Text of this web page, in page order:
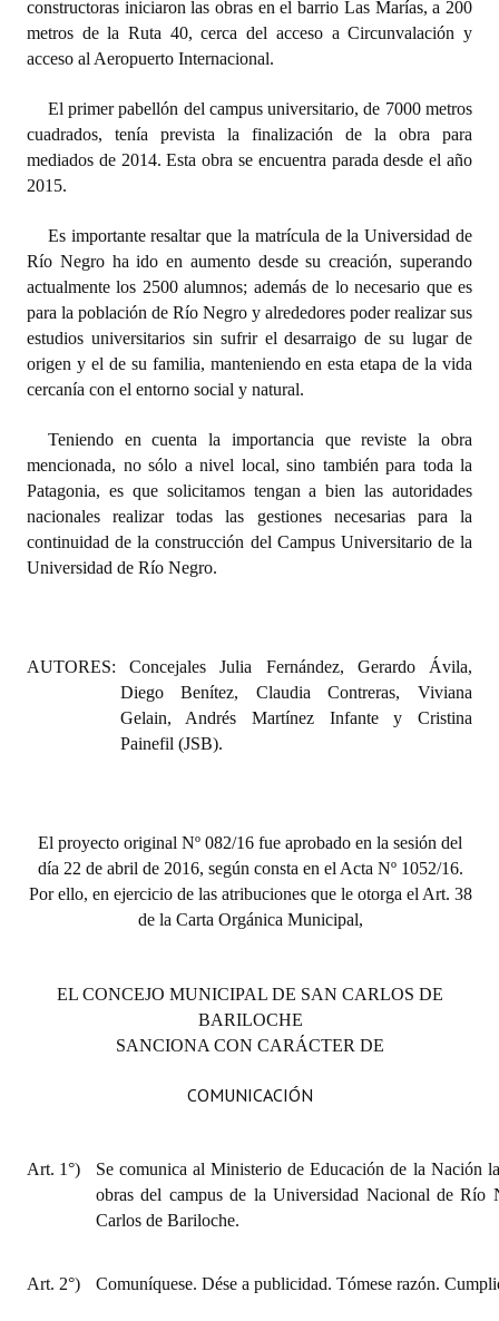
Ejecución Presupuestaria
Actas de Audiencias Públicas
NORMATIVA
Comunicaciones
Declaraciones
Resoluciones
Resoluciones de Presidencia
INSTITUCIONAL
Antiguos Pobladores
Noticias Destacadas
Registros y Distinciones
Datos Históricos
Premio al Mérito - Registro
Mujeres que Dejaron Huellas - Registro
Periodistas Decanos - Registro
Ciudadano Ilustre - Registro
Huéspedes de Honor - Registro
Antiguos Pobladores - Registro
Entrega de distinciones
constructoras iniciaron las obras en el barrio Las Marías, a 200
metros de la Ruta 40, cerca del acceso a Circunvalación y
acceso al Aeropuerto Internacional.
El primer pabellón del campus universitario, de 7000 metros
cuadrados, tenía prevista la finalización de la obra para
mediados de 2014. Esta obra se encuentra parada desde el año
2015.
Es importante resaltar que la matrícula de la Universidad de
Río Negro ha ido en aumento desde su creación, superando
actualmente los 2500 alumnos; además de lo necesario que es
para la población de Río Negro y alrededores poder realizar sus
estudios universitarios sin sufrir el desarraigo de su lugar de
origen y el de su familia, manteniendo en esta etapa de la vida
cercanía con el entorno social y natural.
Teniendo en cuenta la importancia que reviste la obra
mencionada, no sólo a nivel local, sino también para toda la
Patagonia, es que solicitamos tengan a bien las autoridades
nacionales realizar todas las gestiones necesarias para la
continuidad de la construcción del Campus Universitario de la
Universidad de Río Negro.
AUTORES: Concejales Julia Fernández, Gerardo Ávila,
Diego Benítez, Claudia Contreras, Viviana
Gelain, Andrés Martínez Infante y Cristina
Painefil (JSB).
El proyecto original Nº 082/16 fue aprobado en la sesión del
día 22 de abril de 2016, según consta en el Acta Nº 1052/16.
Por ello, en ejercicio de las atribuciones que le otorga el Art. 38
de la Carta Orgánica Municipal,
EL CONCEJO MUNICIPAL DE SAN CARLOS DE
BARILOCHE
SANCIONA CON CARÁCTER DE
COMUNICACIÓN
Art. 1°)
Se comunica al Ministerio de Educación de la Nación
obras del campus de la Universidad Nacional de Río
Carlos de Bariloche.
Art. 2°) Comuníquese. Dése a publicidad. Tómese razón.